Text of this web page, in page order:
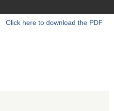
Click here to download the PDF